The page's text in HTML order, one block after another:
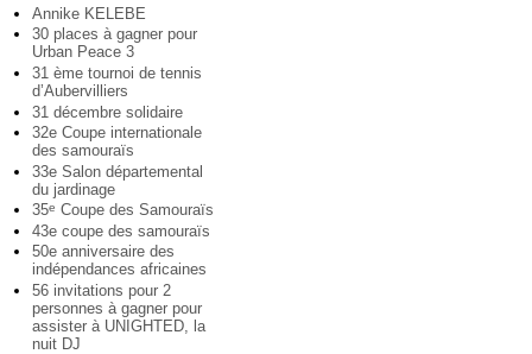
Annike KELEBE
30 places à gagner pour
Urban Peace 3
31 ème tournoi de tennis
d’Aubervilliers
31 décembre solidaire
32e Coupe internationale
des samouraïs
33e Salon départemental
du jardinage
35e Coupe des Samouraïs
43e coupe des samouraïs
50e anniversaire des
indépendances africaines
56 invitations pour 2
personnes à gagner pour
assister à UNIGHTED, la
nuit DJ